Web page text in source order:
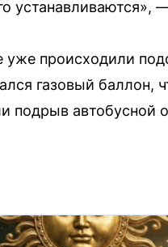
устанавливаются»,
уже происходили
газовый баллон,
подрыв автобусной